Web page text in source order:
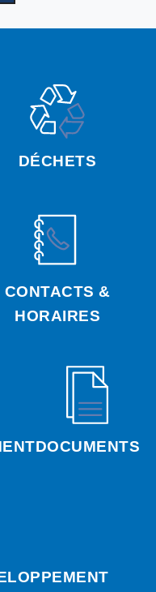
DÉCHETS
CONTACTS &
HORAIRES
DOCUMENTS